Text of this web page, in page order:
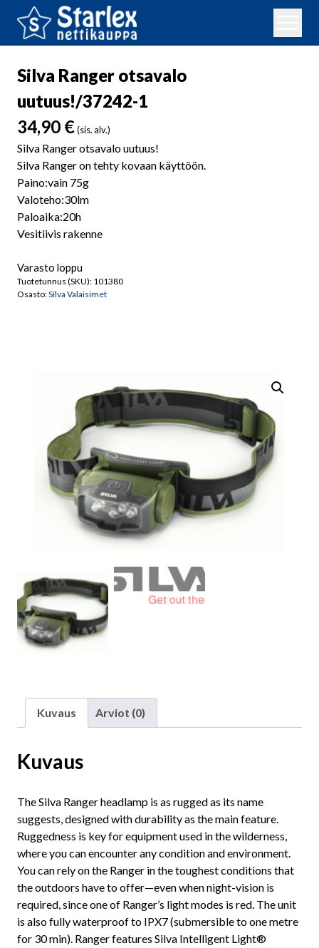
Silva Ranger otsavalo
uutuus!/37242-1
34,90 €(sis. alv.)
Silva Ranger otsavalo uutuus!
Silva Ranger on tehty kovaan käyttöön.
Paino:vain 75g
Valoteho:30lm
Paloaika:20h
Vesitiivis rakenne
Varasto loppu
Tuotetunnus (SKU): 101380
Osasto:Silva Valaisimet
Kuvaus Arviot (0)
Kuvaus
The Silva Ranger headlamp is as rugged as its name
suggests, designed with durability as the main feature.
Ruggedness is key for equipment used in the wilderness,
where you can encounter any condition and environment.
You can rely on the Ranger in the toughest conditions that
the outdoors have to offer—even when night-vision is
required, since one of Ranger’s light modes is red. The unit
is also fully waterproof to IPX7 (submersible to one metre
for 30 min). Ranger features Silva Intelligent Light®